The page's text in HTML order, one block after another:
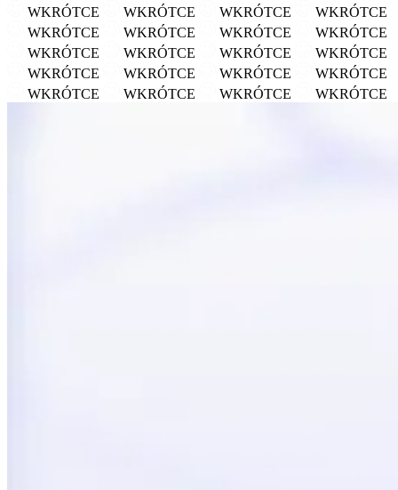
WKRÓTCE
WKRÓTCE WKRÓTCE
WKRÓTCE
WKRÓTCE
WKRÓTCE WKRÓTCE
WKRÓTCE
WKRÓTCE
WKRÓTCE WKRÓTCE
WKRÓTCE
WKRÓTCE
WKRÓTCE WKRÓTCE
WKRÓTCE
WKRÓTCE
WKRÓTCE WKRÓTCE WKRÓTCE